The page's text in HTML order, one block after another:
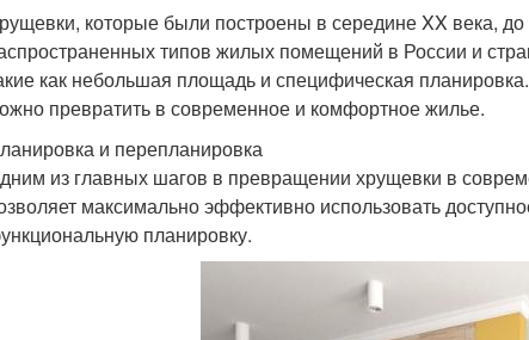
которые были построены в середине XX века,
типов жилых помещений в России и
как небольшая площадь и специфическая
превратить в современное и комфортное жилье.
и перепланировка
из главных шагов в превращении хрущевки в
максимально эффективно использовать
планировку.